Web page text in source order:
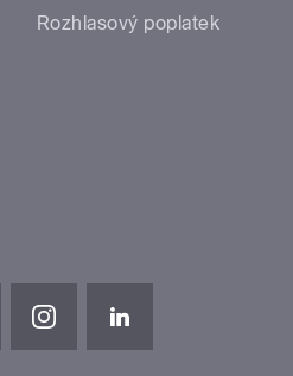
Rozhlasový poplatek